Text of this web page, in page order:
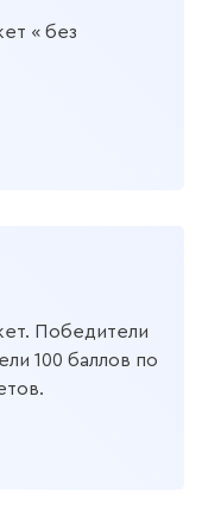
« без
Победители
100 баллов по